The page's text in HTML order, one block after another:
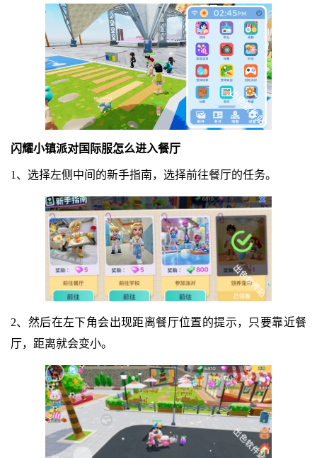
闪耀小镇派对国际服怎么进入餐厅
1、选择左侧中间的新手指南，选择前往餐厅的任务。
2、然后在左下角会出现距离餐厅位置的提示，只要靠近餐
厅，距离就会变小。